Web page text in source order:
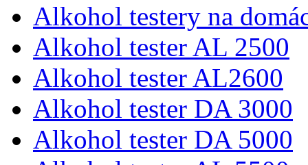
Alkohol testery na
Alkohol tester AL 2500
Alkohol tester AL2600
Alkohol tester DA 3000
Alkohol tester DA 5000